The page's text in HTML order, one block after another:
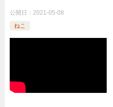
公開日： 2021-05-08
ねこ